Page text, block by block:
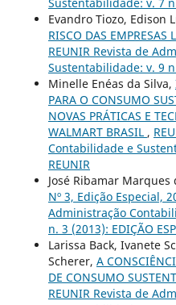
Evandro Tiozo, Edison
RISCO DAS
REUNIR Revista de
Sustentabilidade: v. 9
Minelle Enéas da Silva,
PARA O CONSUMO
NOVAS PRÁTICAS E
WALMART BRASIL ,
Contabilidade e
REUNIR
José Ribamar Marques
Nº 3, Edição Especial,
Administração
n. 3 (2013): EDIÇÃO
Larissa Back, Ivanete
Scherer, A
DE CONSUMO
REUNIR Revista de